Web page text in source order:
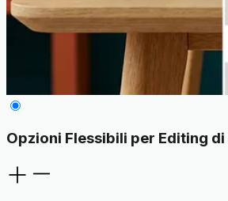
Opzioni Flessibili per Editing